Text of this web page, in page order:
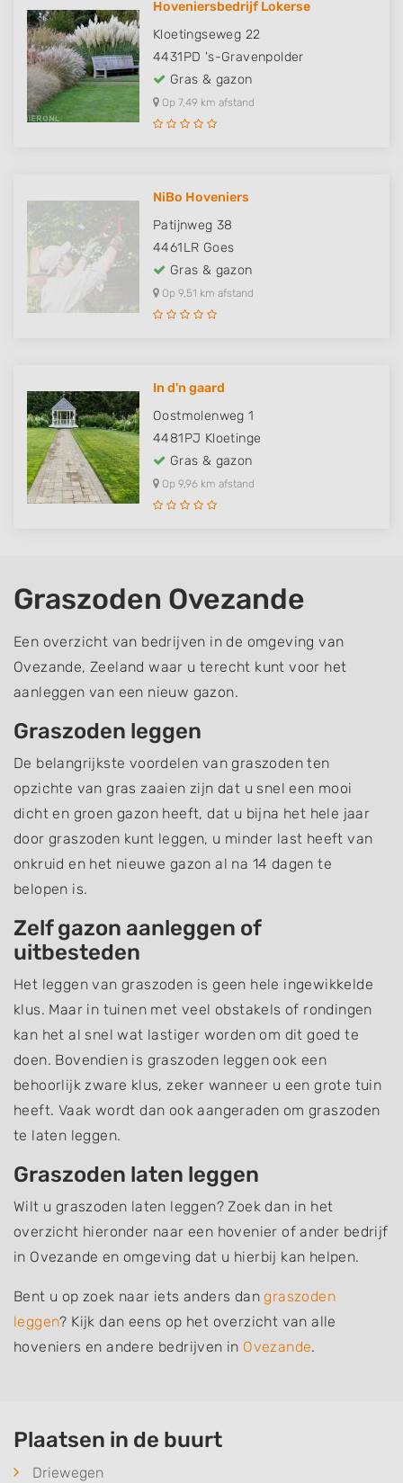
Hoveniersbedrijf Lokerse
Kloetingseweg 22
4431PD 's-Gravenpolder
Gras & gazon
Op 7,49 km afstand
NiBo Hoveniers
Patijnweg 38
4461LR Goes
Gras & gazon
Op 9,51 km afstand
In d'n gaard
Oostmolenweg 1
4481PJ Kloetinge
Gras & gazon
Op 9,96 km afstand
Graszoden Ovezande
Een overzicht van bedrijven in de omgeving van
Ovezande, Zeeland waar u terecht kunt voor het
aanleggen van een nieuw gazon.
Graszoden leggen
De belangrijkste voordelen van graszoden ten
opzichte van gras zaaien zijn dat u snel een mooi
dicht en groen gazon heeft, dat u bijna het hele jaar
door graszoden kunt leggen, u minder last heeft van
onkruid en het nieuwe gazon al na 14 dagen te
belopen is.
Zelf gazon aanleggen of
uitbesteden
Het leggen van graszoden is geen hele ingewikkelde
klus. Maar in tuinen met veel obstakels of rondingen
kan het al snel wat lastiger worden om dit goed te
doen. Bovendien is graszoden leggen ook een
behoorlijk zware klus, zeker wanneer u een grote tuin
heeft. Vaak wordt dan ook aangeraden om graszoden
te laten leggen.
Graszoden laten leggen
Wilt u graszoden laten leggen? Zoek dan in het
overzicht hieronder naar een hovenier of ander bedrijf
in Ovezande en omgeving dat u hierbij kan helpen.
Bent u op zoek naar iets anders dangraszoden
leggen? Kijk dan eens op het overzicht van alle
hoveniers en andere bedrijven in Ovezande.
Plaatsen in de buurt
Driewegen